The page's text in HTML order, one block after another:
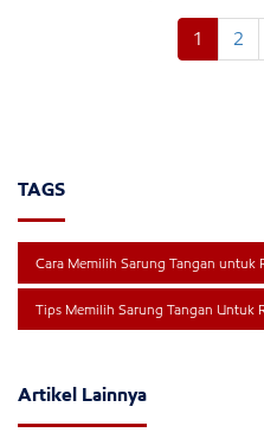
1 2
TAGS
Cara Memilih Sarung Tangan untuk
Tips Memilih Sarung Tangan Untuk
Artikel Lainnya